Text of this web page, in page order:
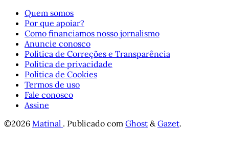
Quem somos
Por que apoiar?
Como financiamos nosso jornalismo
Anuncie conosco
Política de Correções e Transparência
Política de privacidade
Política de Cookies
Termos de uso
Fale conosco
Assine
©2026 Matinal . Publicado com Ghost & Gazet.